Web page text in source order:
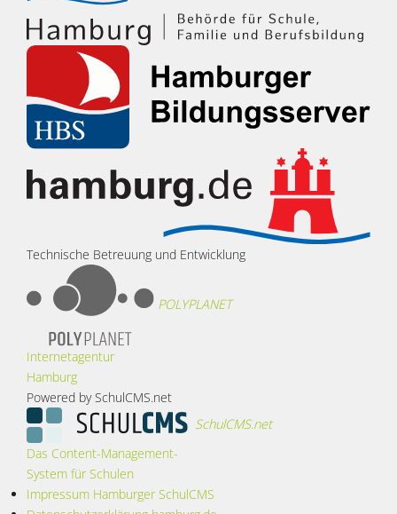
Technische Betreuung und Entwicklung
POLYPLANET
Internetagentur
Hamburg
Powered by SchulCMS.net
SchulCMS.net
Das Content-Management-
System für Schulen
Impressum Hamburger SchulCMS